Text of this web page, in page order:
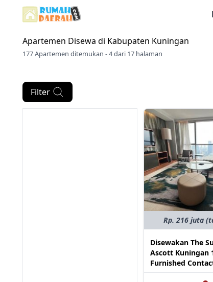
Apartemen Disewa di Kabupaten Kuningan
177 Apartemen ditemukan - 4 dari 17 halaman
Filter
Rp. 216 juta
Disewakan The
Ascott Kuningan
Furnished